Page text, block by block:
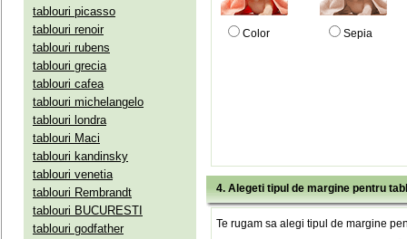
tablouri picasso
tablouri renoir
tablouri rubens
tablouri grecia
tablouri cafea
tablouri michelangelo
tablouri londra
tablouri Maci
tablouri kandinsky
tablouri venetia
tablouri Rembrandt
tablouri BUCURESTI
tablouri godfather
Color Sepia
4. Alegeti tipul de margine pentru
Te rugam sa alegi tipul de margine